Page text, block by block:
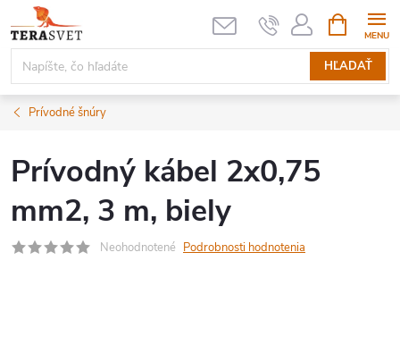
na
obsah
HĽADAŤ
KOŠÍK
Prívodné šnúry
Prívodný kábel 2x0,75
mm2, 3 m, biely
Neohodnotené Podrobnosti hodnotenia